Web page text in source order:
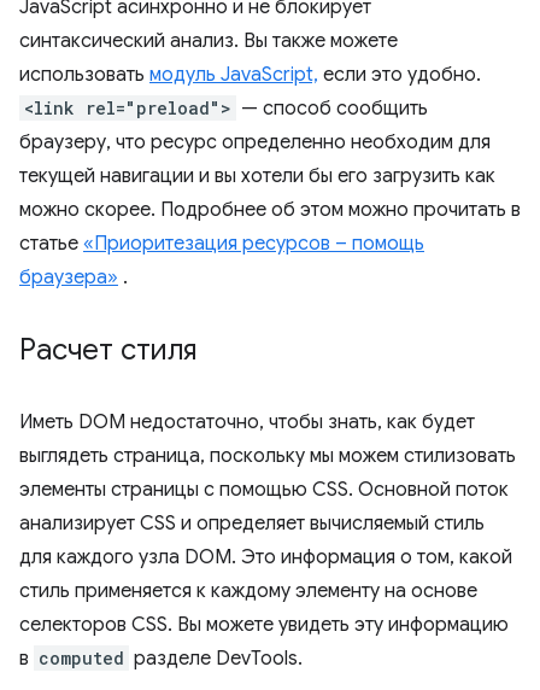
JavaScript асинхронно и не блокирует
синтаксический анализ. Вы также можете
использовать модуль JavaScript, если это удобно.
<link rel="preload"> — способ сообщить
браузеру, что ресурс определенно необходим для
текущей навигации и вы хотели бы его загрузить как
можно скорее. Подробнее об этом можно прочитать в
статье «Приоритезация ресурсов – помощь
браузера» .
Расчет стиля
Иметь DOM недостаточно, чтобы знать, как будет
выглядеть страница, поскольку мы можем стилизовать
элементы страницы с помощью CSS. Основной поток
анализирует CSS и определяет вычисляемый стиль
для каждого узла DOM. Это информация о том, какой
стиль применяется к каждому элементу на основе
селекторов CSS. Вы можете увидеть эту информацию
в computed разделе DevTools.